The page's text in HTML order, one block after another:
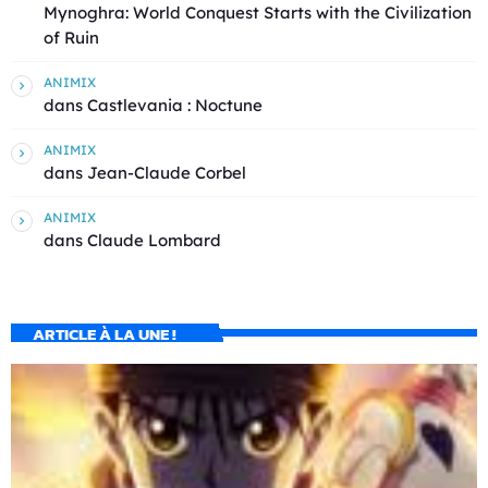
Mynoghra: World Conquest Starts with the Civilization
of Ruin
ANIMIX
dans Castlevania : Noctune
ANIMIX
dans Jean-Claude Corbel
ANIMIX
dans Claude Lombard
ARTICLE À LA UNE !